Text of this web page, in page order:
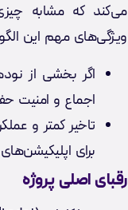
می‌کند که مشابه
ویژگی‌های مهم این
اجماع و امنیت
برای
رقبای اصلی پروژه